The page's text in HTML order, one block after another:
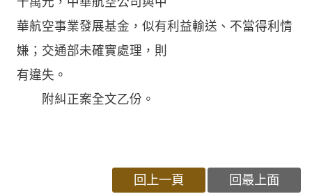
華航空事業發展基金，似有利益輸送、不當得利情
嫌；交通部未確實處理，則
有違失。
附糾正案全文乙份。
回上一頁 回最上面